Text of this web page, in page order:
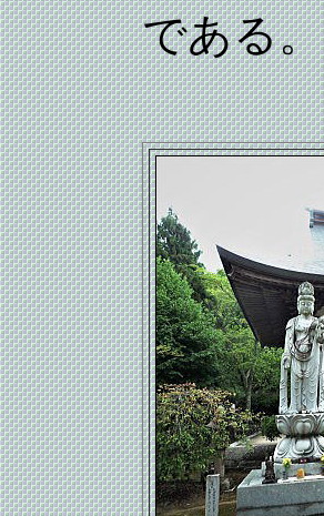
である。